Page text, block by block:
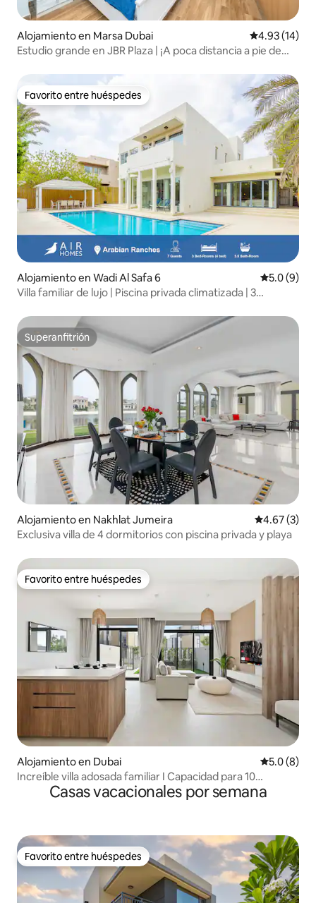
Alojamiento en Marsa Dubai Calificación
4.93 (14)
Estudio grande en JBR Plaza | ¡A poca distancia a pie de
Favorito entre huéspedes
Favorito entre huéspedes
Alojamiento en Wadi Al Safa 6
5.0 (9)
Villa familiar de lujo | Piscina privada climatizada | 3
Superanfitrión
Superanfitrión
Alojamiento en Nakhlat Jumeira Calificación
4.67 (3)
Exclusiva villa de 4 dormitorios con piscina privada y playa
Favorito entre huéspedes
Favorito entre huéspedes
Alojamiento en Dubai
5.0 (8)
Increíble villa adosada familiar I Capacidad para 10
personasCasas vacacionales por semana
Favorito entre huéspedes
Favorito entre huéspedes